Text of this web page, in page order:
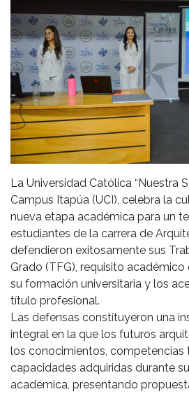
La Universidad Católica “Nuestra
Campus Itapúa (UCI), celebra la
nueva etapa académica para un
estudiantes de la carrera de
defendieron exitosamente sus
Grado (TFG), requisito
su formación universitaria y los
título profesional.
Las defensas constituyeron una
integral en la que los futuros
los conocimientos, competencias
capacidades adquiridas durante
académica, presentando